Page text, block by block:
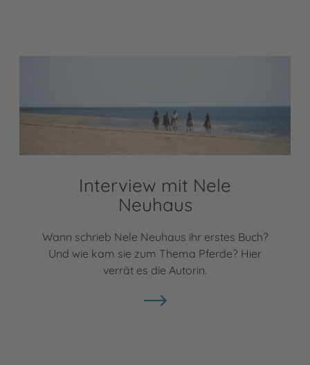
Interview mit Nele
Neuhaus
Wann schrieb Nele Neuhaus ihr erstes Buch?
Und wie kam sie zum Thema Pferde? Hier
verrät es die Autorin.